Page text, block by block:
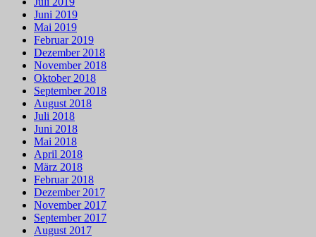
Juni 2019
Mai 2019
Februar 2019
Dezember 2018
November 2018
Oktober 2018
September 2018
August 2018
Juli 2018
Juni 2018
Mai 2018
April 2018
März 2018
Februar 2018
Dezember 2017
November 2017
September 2017
August 2017